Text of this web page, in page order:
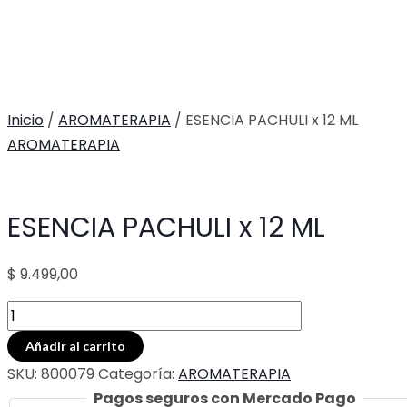
Inicio / AROMATERAPIA / ESENCIA PACHULI x 12 ML
AROMATERAPIA
ESENCIA PACHULI x 12 ML
$ 9.499,00
ESENCIA
PACHULI
x
12
Añadir al carrito
SKU: 800079 Categoría: AROMATERAPIA
Pagos seguros con Mercado Pago